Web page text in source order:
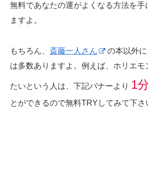
無料であなたの運がよくなる方法を手
ますよ。
もちろん、 斎藤一人さん
の本以外
は多数ありますよ。例えば、ホリエモ
たいという人は、下記バナーより 1
とができるので無料TRYしてみて下さ